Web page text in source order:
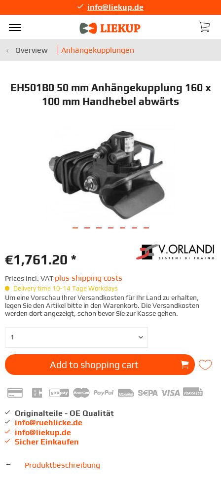
info@liekup.de
Overview Anhängekupplungen
EH501B0 50 mm Anhängekupplung 160 x
100 mm Handhebel abwärts
€1,761.20 *
Prices incl. VAT plus shipping costs
Delivery time 10-14 Tage Workdays
Um eine Vorschau Ihrer Versandkosten für Ihr Land zu erhalten,
legen Sie den Artikel bitte in den Warenkorb. Die Versandkosten
werden dort angezeigt, schon bevor Sie zur Kasse gehen.
Add to shopping cart
Originalteile - OE Qualität
info@ruehlicke.de
info@liekup.de
Sicher Einkaufen
Produktbeschreibung